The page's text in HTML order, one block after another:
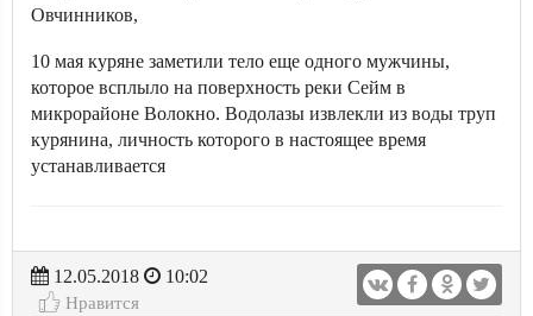
Овчинников,
10 мая куряне заметили тело еще одного мужчины,
которое всплыло на поверхность реки Сейм в
микрорайоне Волокно. Водолазы извлекли из воды труп
курянина, личность которого в настоящее время
устанавливается
12.05.2018
10:02
Нравится